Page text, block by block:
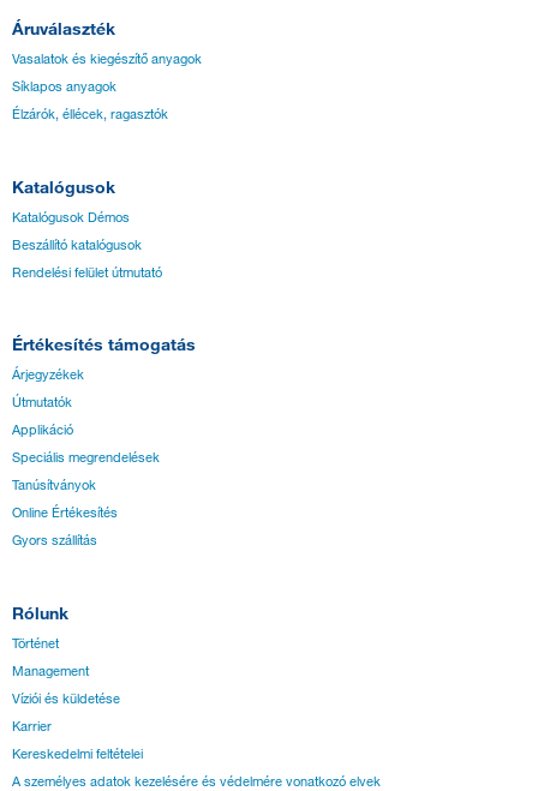
Áruválaszték
Vasalatok és kiegészítő anyagok
Síklapos anyagok
Élzárók, éllécek, ragasztók
Katalógusok
Katalógusok Démos
Beszállító katalógusok
Rendelési felület útmutató
Értékesítés támogatás
Árjegyzékek
Útmutatók
Applikáció
Speciális megrendelések
Tanúsítványok
Online Értékesítés
Gyors szállítás
Rólunk
Történet
Management
Víziói és küldetése
Karrier
Kereskedelmi feltételei
A személyes adatok kezelésére és védelmére vonatkozó elvek